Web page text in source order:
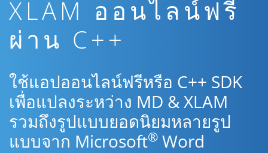
XLAM ออนไลน์ฟรี
ผ่าน C++
ใช้แอปออนไลน์ฟรีหรือ C++ SDK
เพื่อแปลงระหว่าง MD & XLAM
รวมถึงรูปแบบยอดนิยมหลายรูป
แบบจาก Microsoft® Word